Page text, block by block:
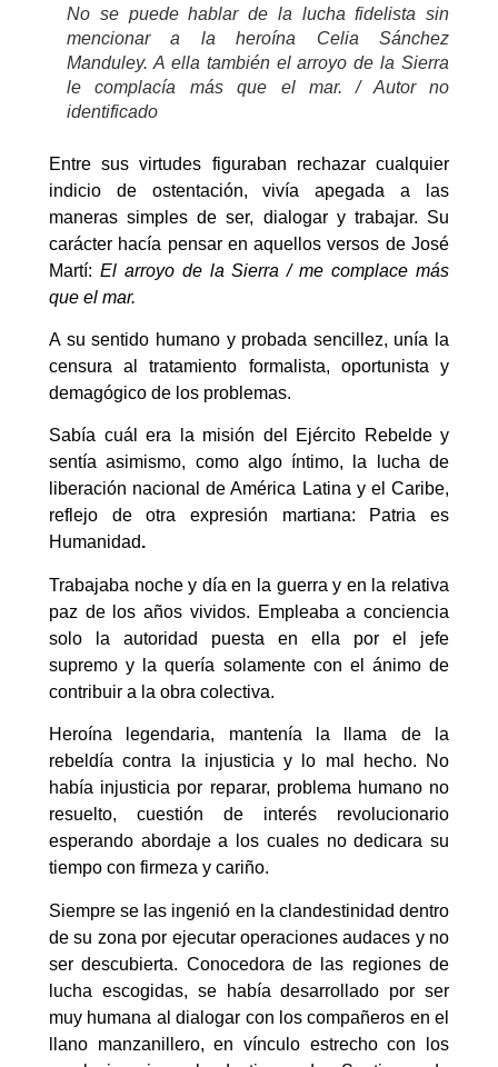
No se puede hablar de la lucha fidelista sin
mencionar a la heroína Celia Sánchez
Manduley. A ella también el arroyo de la Sierra
le complacía más que el mar. / Autor no
identificado
Entre sus virtudes figuraban rechazar cualquier
indicio de ostentación, vivía apegada a las
maneras simples de ser, dialogar y trabajar. Su
carácter hacía pensar en aquellos versos de José
Martí: El arroyo de la Sierra / me complace más
que el mar.
A su sentido humano y probada sencillez, unía la
censura al tratamiento formalista, oportunista y
demagógico de los problemas.
Sabía cuál era la misión del Ejército Rebelde y
sentía asimismo, como algo íntimo, la lucha de
liberación nacional de América Latina y el Caribe,
reflejo de otra expresión martiana: Patria es
Humanidad.
Trabajaba noche y día en la guerra y en la relativa
paz de los años vividos. Empleaba a conciencia
solo la autoridad puesta en ella por el jefe
supremo y la quería solamente con el ánimo de
contribuir a la obra colectiva.
Heroína legendaria, mantenía la llama de la
rebeldía contra la injusticia y lo mal hecho. No
había injusticia por reparar, problema humano no
resuelto, cuestión de interés revolucionario
esperando abordaje a los cuales no dedicara su
tiempo con firmeza y cariño.
Siempre se las ingenió en la clandestinidad dentro
de su zona por ejecutar operaciones audaces y no
ser descubierta. Conocedora de las regiones de
lucha escogidas, se había desarrollado por ser
muy humana al dialogar con los compañeros en el
llano manzanillero, en vínculo estrecho con los